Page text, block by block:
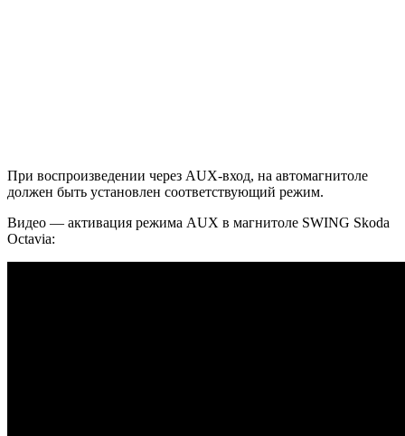
При воспроизведении через AUX-вход, на автомагнитоле
должен быть установлен соответствующий режим.
Видео — активация режима AUX в магнитоле SWING Skoda
Octavia: